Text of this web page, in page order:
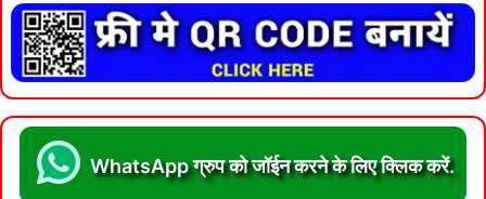
WhatsApp ग्रुप को जॉईन करने के लिए क्लिक करें.